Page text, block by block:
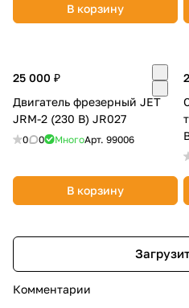
В корзину
25 000 ₽
Двигатель фрезерный JET
JRM-2 (230 В) JR027
0 0 МногоАрт. 99006
В корзину
Комментарии